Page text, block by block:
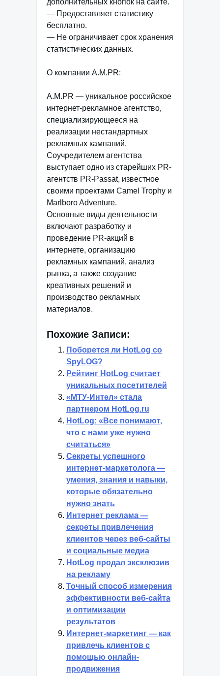
дополнительных кнопок на сайте.
— Предоставляет статистику
бесплатно.
— Не ограничивает срок хранения
статистических данных.
О компании A.M.PR:
A.M.PR — уникальное российское
интернет-рекламное агентство,
специализирующееся на
реализации нестандартных
рекламных кампаний.
Соучредителем агентства
выступает одно из старейших PR-
агентств PR-Passat, известное
своими проектами Camel Trophy и
Marlboro Adventure.
Основные виды деятельности
включают разработку и
проведение PR-акций в
интернете, организацию
рекламных кампаний, анализ
рынка, а также создание
креативных решений и
производство рекламных
материалов.
Похожие Записи:
Поборется ли HotLog со
SpyLOG?
Рейтинг HotLog считает
уникальных посетителей
«МТУ-Интел» стала
партнером HotLog.ru
HotLog: «Все понимают,
что с нами уже нужно
считаться»
Секреты успешного
интернет-маркетолога —
умения, знания и навыки,
которые обязательно
нужно знать
Интернет реклама —
секреты привлечения
клиентов через веб-сайты
и социальные медиа
HotLog продал эксклюзив
на рекламу
Точный способ измерения
эффективности веб-сайта
и оптимизации
результатов
Интернет-маркетинг — как
привлечь клиентов с
помощью онлайн-
продвижения